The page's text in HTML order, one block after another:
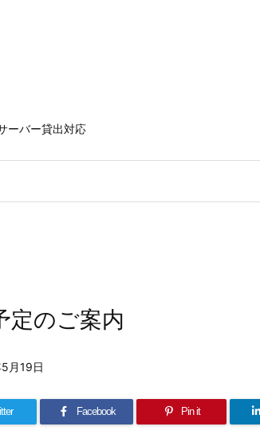
ーバー貸出対応
定のご案内
月19日
Facebook Pin it